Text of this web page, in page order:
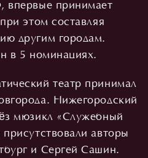
впервые принимает
этом составляя
другим городам.
в 5 номинациях.
театр принимал
Нижегородский
мюзикл «Служебный
авторы
и Сергей Сашин.